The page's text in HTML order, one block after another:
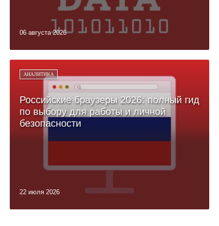
06 августа 2026
АНАЛИТИКА
Российские браузеры 2026: полный гид
по выбору для работы и личной
безопасности
22 июля 2026